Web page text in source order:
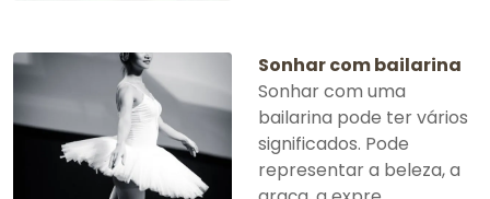
Sonhar com bailarina
Sonhar com uma
bailarina pode ter vários
significados. Pode
representar a beleza, a